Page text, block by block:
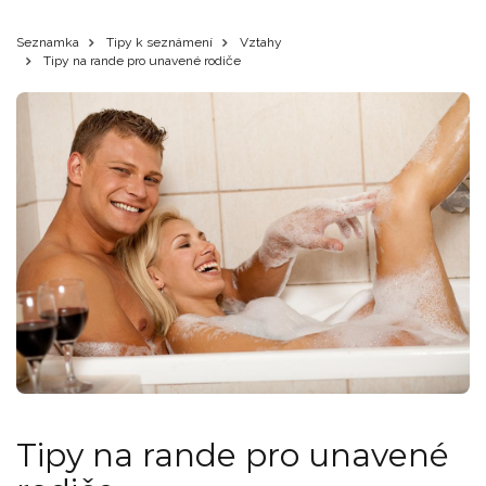
Seznamka Tipy k seznámení
Vztahy
Tipy na rande pro unavené rodiče
Tipy na rande pro unavené